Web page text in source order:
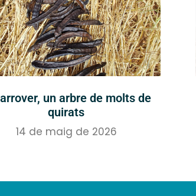
un arbre de molts de
quirats
14 de maig de 2026